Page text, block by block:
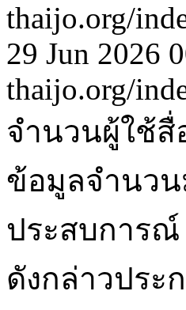
thaijo.org/
29 Jun 2026
thaijo.org/
จำนวนผู้ใช้สื่
ข้อมูลจำนว
ประสบการ
ดังกล่าวประ